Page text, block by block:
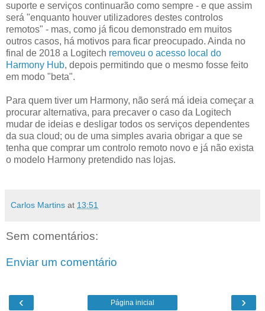
suporte e serviços continuarão como sempre - e que assim
será "enquanto houver utilizadores destes controlos
remotos" - mas, como já ficou demonstrado em muitos
outros casos, há motivos para ficar preocupado. Ainda no
final de 2018 a Logitech removeu o acesso local do
Harmony Hub, depois permitindo que o mesmo fosse feito
em modo "beta".
Para quem tiver um Harmony, não será má ideia começar a
procurar alternativa, para precaver o caso da Logitech
mudar de ideias e desligar todos os serviços dependentes
da sua cloud; ou de uma simples avaria obrigar a que se
tenha que comprar um controlo remoto novo e já não exista
o modelo Harmony pretendido nas lojas.
Carlos Martins at 13:51
Sem comentários:
Enviar um comentário
‹ ›
Página inicial